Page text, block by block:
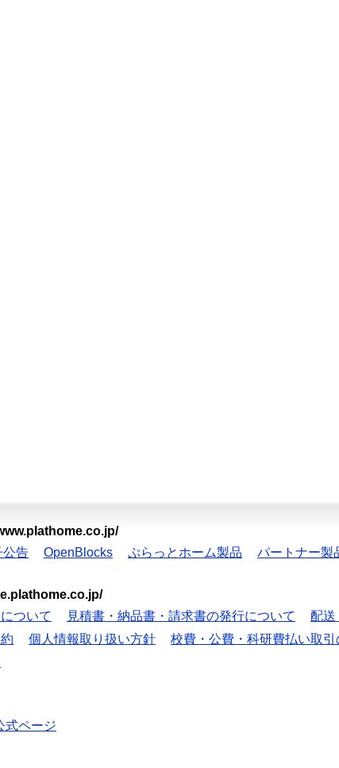
公告 OpenBlocks ぷらっとホーム製品 パートナー製
ついて 見積書・納品書・請求書の発行について 配送
個人情報取り扱い方針 校費・公費・科研費払い取引
式ページ